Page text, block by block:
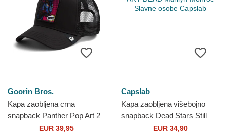
Goorin Bros.
Kapa zaobljena crna
snapback Panther Pop Art 2
The Farm Goorin Bros.
EUR 39,95
Capslab
Kapa zaobljena višebojno
snapback Dead Stars Still
Burn ART DEAD Marilyn
EUR 34,90